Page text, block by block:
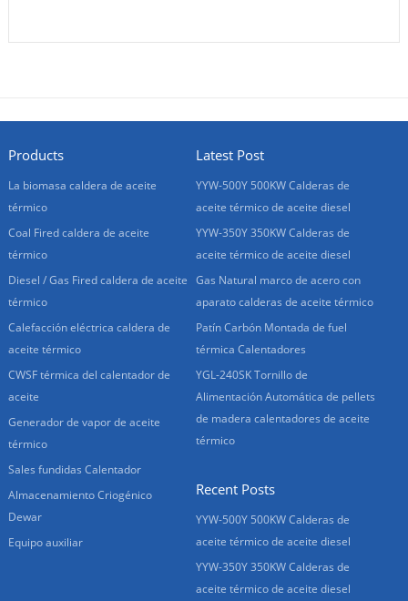
Products
La biomasa caldera de aceite
térmico
Coal Fired caldera de aceite
térmico
Diesel / Gas Fired caldera de aceite
térmico
Calefacción eléctrica caldera de
aceite térmico
CWSF térmica del calentador de
aceite
Generador de vapor de aceite
térmico
Sales fundidas Calentador
Almacenamiento Criogénico
Dewar
Equipo auxiliar
Latest Post
YYW-500Y 500KW Calderas de
aceite térmico de aceite diesel
YYW-350Y 350KW Calderas de
aceite térmico de aceite diesel
Gas Natural marco de acero con
aparato calderas de aceite térmico
Patín Carbón Montada de fuel
térmica Calentadores
YGL-240SK Tornillo de
Alimentación Automática de pellets
de madera calentadores de aceite
térmico
Recent Posts
YYW-500Y 500KW Calderas de
aceite térmico de aceite diesel
YYW-350Y 350KW Calderas de
aceite térmico de aceite diesel